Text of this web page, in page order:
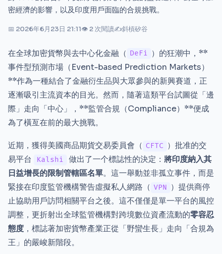
密經濟的影響，以及印度用戶面臨的合規挑戰。
📅 2026年6月23日 21:11👁 2 次閱讀✍斜槓矽谷
在全球加密貨幣與去中心化金融（ DeFi ）的狂潮中，**
事件型預測市場（Event-based Prediction Markets）
**作為一種結合了金融衍生品與大眾參與的新興賽道，正
逐漸吸引主流資本的目光。然而，隨著這類平台試圖從「邊
際」走向「中心」，**監管合規（Compliance）**便成
為了橫亙在前的最大挑戰。
近期，獲得美國商品期貨交易委員會（ CFTC ）批准的交
易平台
Kalshi 做出了一个標誌性的決定： 將印度納入其
日益增長的限制管轄區名單。這一舉動並非孤立事件，而是
緊接在印度監管機構警告虛擬私人網路（ VPN ）提供商停
止協助用戶訪問相關平台之後。這不僅僅是單一平台的風控
調整，更折射出全球監管機構對跨境數位資產流動的零容忍
態度 ，標誌著加密貨幣產業正從「野蠻生長」走向「合規為
王」的嚴峻新階段。